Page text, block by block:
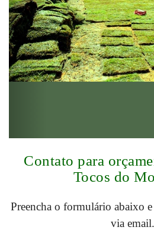
Contato para
Tocos do
Preencha o formulário abaixo
via email.